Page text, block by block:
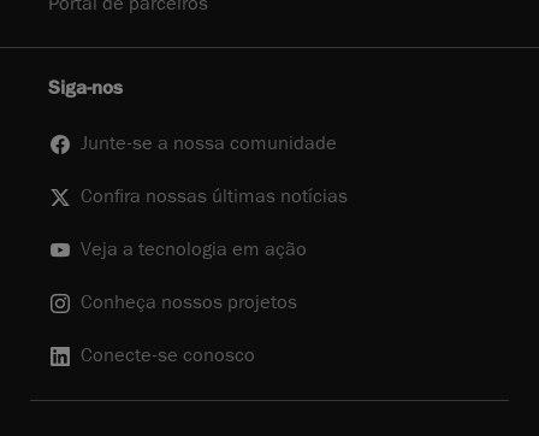
Siga-nos
Junte-se a nossa comunidade
Confira nossas últimas notícias
Veja a tecnologia em ação
Conheça nossos projetos
Conecte-se conosco